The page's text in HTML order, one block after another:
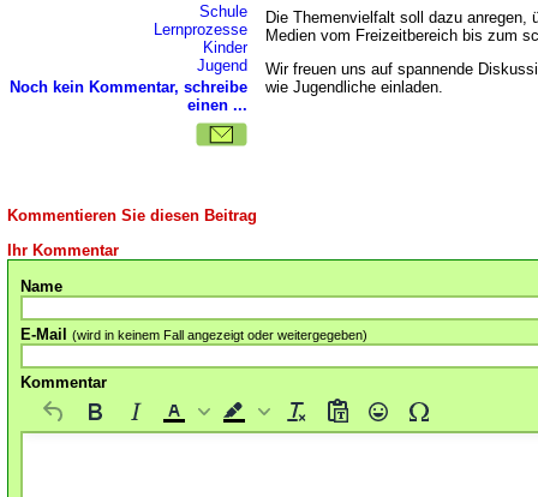
Schule
Lernprozesse
Kinder
Jugend
Noch kein Kommentar, schreibe
einen ...
Die Themenvielfalt soll dazu anregen,
Medien vom Freizeitbereich bis zum
Wir freuen uns auf spannende
wie Jugendliche einladen.
Kommentieren Sie diesen Beitrag
Ihr Kommentar
Name
E-Mail (wird in keinem Fall angezeigt oder weitergegeben)
Kommentar